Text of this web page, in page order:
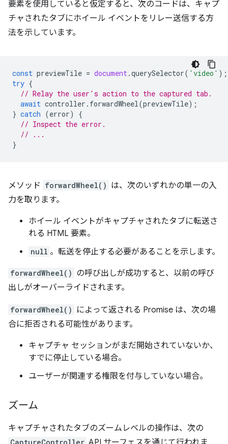
要素を使用していると仮定すると、次のコードは、キャプ
チャされたタブにホイール イベントをリレー送信する方
法を示しています。
const previewTile = document.querySelector( 'video' );
try {
// Relay the user's action to the captured tab.
await controller . forwardWheel(previewTile);
} catch (error)
{
// Inspect the error.
// ...
}
メソッド forwardWheel() は、次のいずれかの単一の入
力を取ります。
ホイール イベントがキャプチャされたタブに転送さ
れる HTML 要素。
null 。転送を停止する必要があることを示します。
forwardWheel() の呼び出しが成功すると、以前の呼び
出しがオーバーライドされます。
forwardWheel()
によって返される Promise は、次の場
合に拒否される可能性があります。
キャプチャ セッションがまだ開始されていないか、
すでに停止している場合。
ユーザーが関連する権限を付与していない場合。
ズーム
キャプチャされたタブのズームレベルの操作は、次の